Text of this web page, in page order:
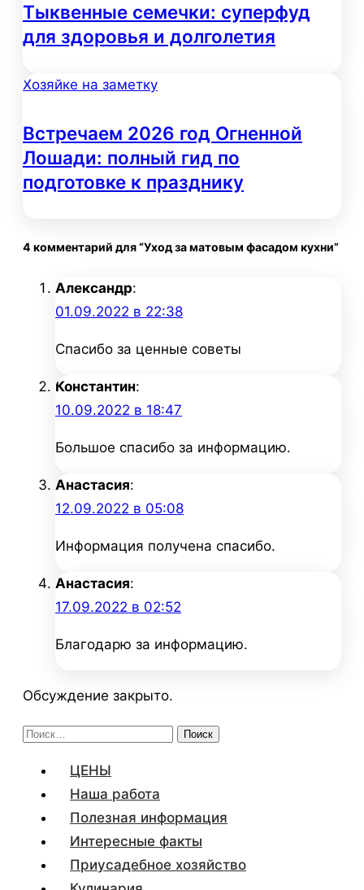
Тыквенные семечки: суперфуд
для здоровья и долголетия
Хозяйке на заметку
Встречаем 2026 год Огненной
Лошади: полный гид по
подготовке к празднику
4 комментарий для “Уход за матовым фасадом кухни”
Александр:
01.09.2022 в 22:38
Спасибо за ценные советы
Константин:
10.09.2022 в 18:47
Большое спасибо за информацию.
Анастасия:
12.09.2022 в 05:08
Информация получена спасибо.
Анастасия:
17.09.2022 в 02:52
Благодарю за информацию.
Обсуждение закрыто.
Найти:
ЦЕНЫ
Наша работа
Полезная информация
Интересные факты
Приусадебное хозяйство